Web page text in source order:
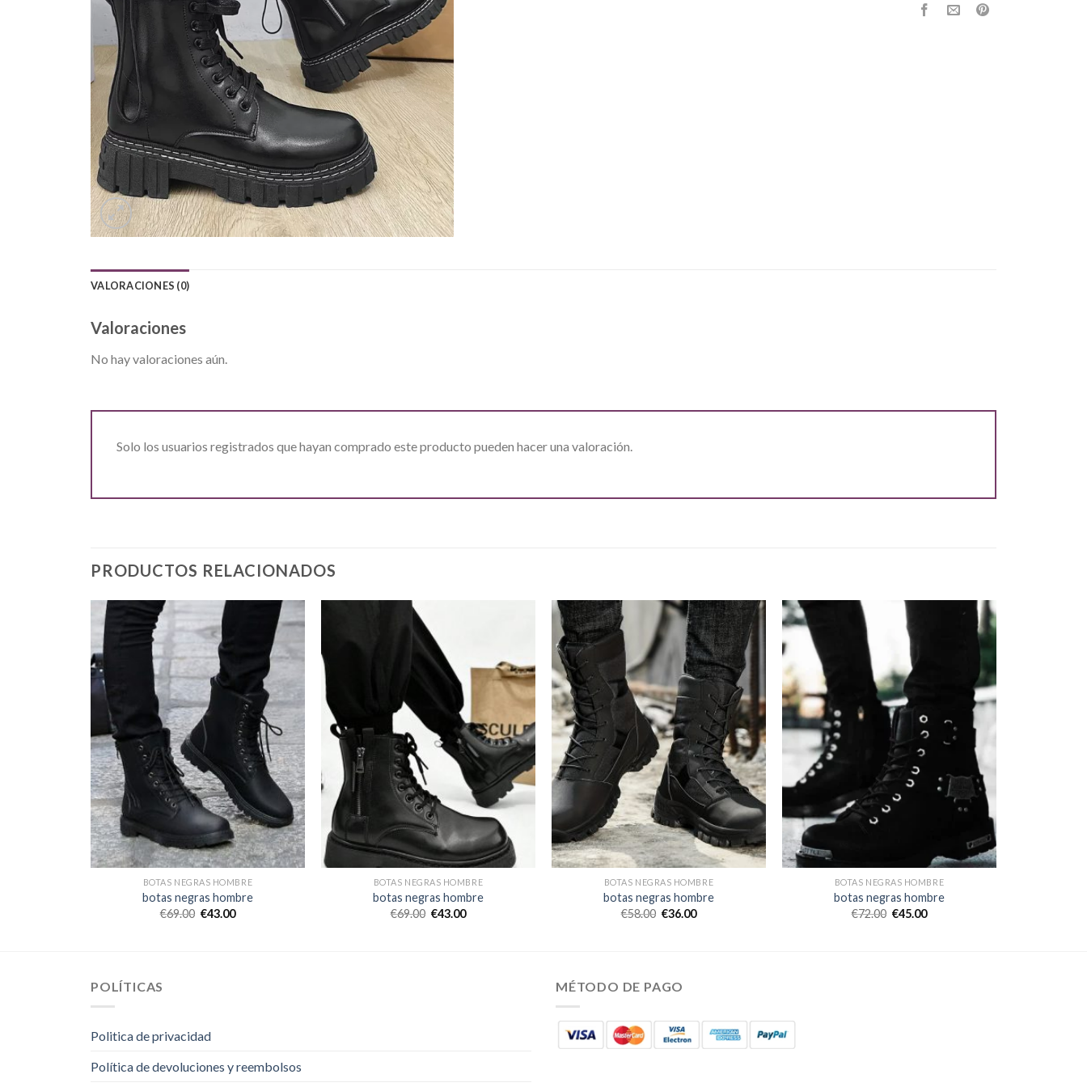
VALORACIONES (0)
Valoraciones
No hay valoraciones aún.
Solo los usuarios registrados que hayan comprado este producto pueden hacer una valoración.
PRODUCTOS RELACIONADOS
BOTAS NEGRAS HOMBRE
botas negras hombre
€69.00 €43.00
BOTAS NEGRAS HOMBRE
botas negras hombre
€69.00 €43.00
BOTAS NEGRAS HOMBRE
botas negras hombre
€58.00 €36.00
BOTAS NEGRAS HOMBRE
botas negras hombre
€72.00 €45.00
POLÍTICAS
Politica de privacidad
Política de devoluciones y reembolsos
MÉTODO DE PAGO